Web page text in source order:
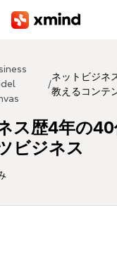
/
ネットビジネ
教えるコンテ
ス歴4年の40
ビジネス